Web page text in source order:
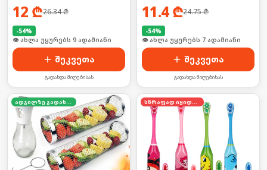
12 ₾26.34₾
-54%
🛒 ბოლო 24სთ-ში იყიდა 16-მა
შეკვეთა
გადახდა მიღებისას
11.4₾24.75₾
-54%
🛒 ბოლო 24სთ-ში იყიდა 8-მა
შეკვეთა
გადახდა მიღებისას
ადგილზე გადახდა სწრაფად იყიდება